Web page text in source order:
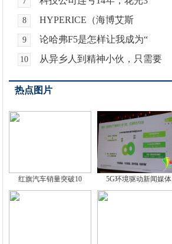
8 HYPERICE（海博艾斯
9 论哈弗F5是怎样让我成为“
10 从异乡人到精神小伙，只需要
热点图片
红旗汽车销量突破10 5G环境驱动新闻媒体